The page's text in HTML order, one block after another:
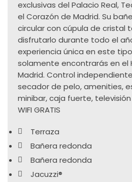
exclusivas del Palacio Real,
el Corazón de Madrid. Su
circular con cúpula de cristal
disfrutarlo durante todo el
experiencia única en este
solamente encontrarás en el
Madrid. Control
secador de pelo, amenities,
minibar, caja fuerte, televisión
WIFI GRATIS
Terraza
Bañera redonda
Bañera redonda
Jacuzzi®